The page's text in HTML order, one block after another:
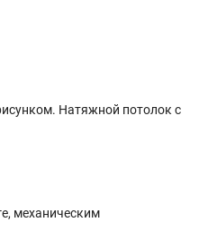
Натяжной потолок с
механическим